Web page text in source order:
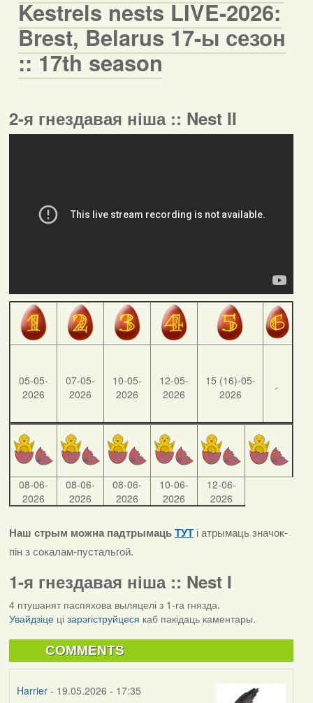
Kestrels nests LIVE-2026:
Brest, Belarus 17-ы сезон
:: 17th season
2-я гнездавая ніша :: Nest II
05-05-
2026
07-05-
2026
10-05-
2026
12-05-
2026
15 (16)-05-
2026
-
08-06-
2026
08-06-
2026
08-06-
2026
10-06-
2026
12-06-
2026
Наш стрым можна падтрымаць ТУТ і атрымаць значок-
пін з сокалам-пустальгой.
1-я гнездавая ніша :: Nest I
4 птушанят паспяхова выляцелі з 1-га гнязда.
Увайдзіцеці зарэгіструйцеся каб пакідаць каментары.
COMMENTS
Harrier- 19.05.2026 - 17:35